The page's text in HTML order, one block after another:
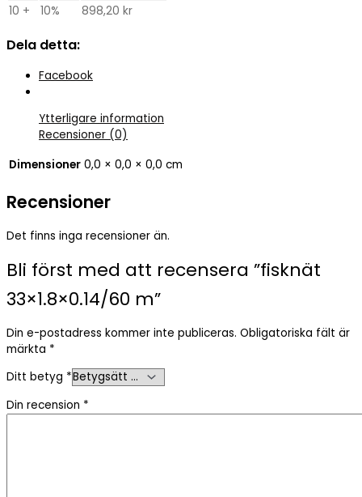
10 +
10% 898,20 kr
Dela detta:
Facebook
Ytterligare information
Recensioner (0)
Dimensioner 0,0 × 0,0 × 0,0 cm
Recensioner
Det finns inga recensioner än.
Bli först med att recensera ”fisknät
33×1.8×0.14/60 m”
Din e-postadress kommer inte publiceras. Obligatoriska fält är
märkta *
Ditt betyg *
Din recension *